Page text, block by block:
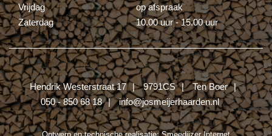
Vrijdag
op afspraak
Zaterdag
10.00 uur - 15.00 uur
Hendrik Westerstraat 17 9791CS
Ten Boer
050 - 850 68 18
info@josmeijerhaarden.nl